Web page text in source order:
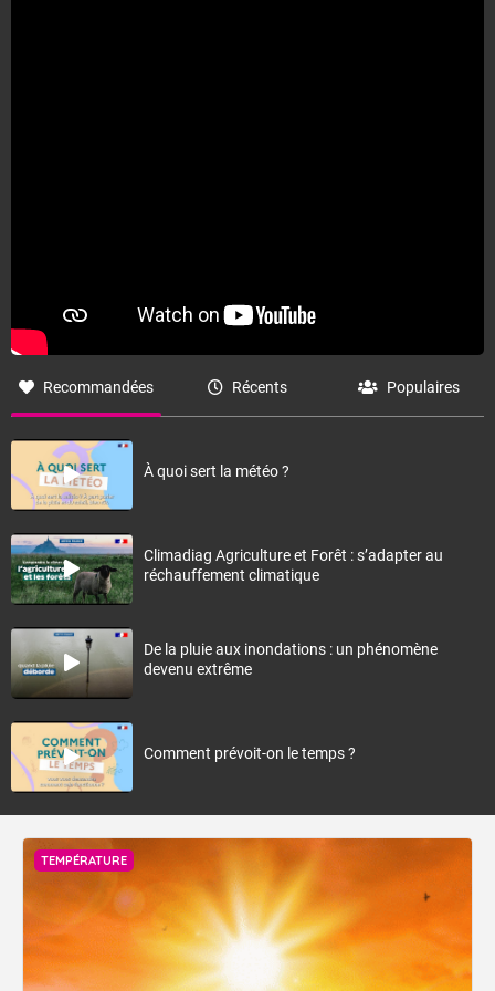
Recommandées Récents Populaires
À quoi sert la météo ?
Climadiag Agriculture et Forêt : s’adapter au
réchauffement climatique
De la pluie aux inondations : un phénomène
devenu extrême
Comment prévoit-on le temps ?
TEMPÉRATURE